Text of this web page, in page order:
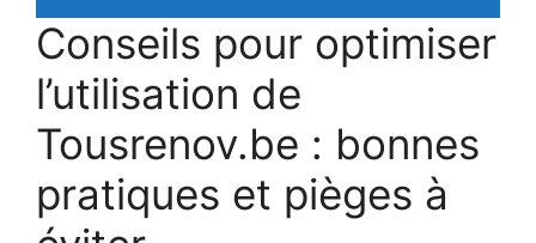
Conseils pour optimiser
l’utilisation de
Tousrenov.be : bonnes
pratiques et pièges à